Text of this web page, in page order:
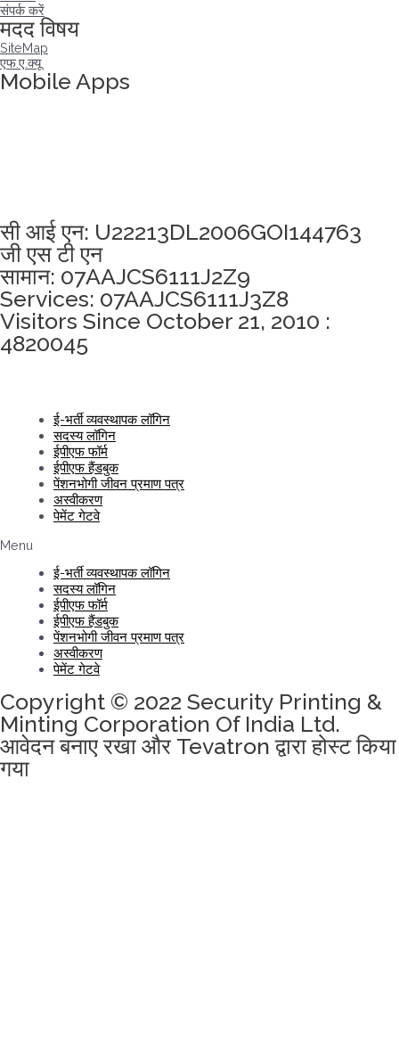
संपर्क करें
मदद विषय
SiteMap
एफ.ए.क्यू
Mobile Apps
सी आई एन: U22213DL2006GOI144763
जी एस टी एन
सामान: 07AAJCS6111J2Z9
Services: 07AAJCS6111J3Z8
Visitors Since October 21, 2010 :
4820045
ई-भर्ती व्यवस्थापक लॉगिन
सदस्य लॉगिन
ईपीएफ फॉर्म
ईपीएफ हैंडबुक
पेंशनभोगी जीवन प्रमाण पत्र
अस्वीकरण
पेमेंट गेटवे
Menu
ई-भर्ती व्यवस्थापक लॉगिन
सदस्य लॉगिन
ईपीएफ फॉर्म
ईपीएफ हैंडबुक
पेंशनभोगी जीवन प्रमाण पत्र
अस्वीकरण
पेमेंट गेटवे
Copyright © 2022 Security Printing &
Minting Corporation Of India Ltd.
आवेदन बनाए रखा और Tevatron द्वारा होस्ट किया
गया